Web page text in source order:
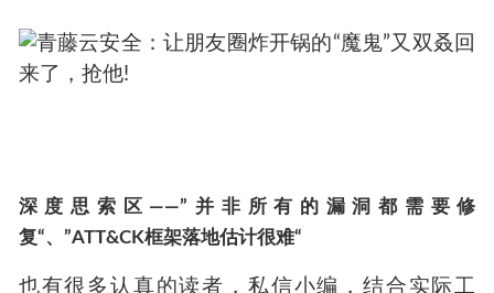
深度思索区——”并非所有的漏洞都需要修
复“、”ATT&CK框架落地估计很难“
也有很多认真的读者，私信小编，结合实际工